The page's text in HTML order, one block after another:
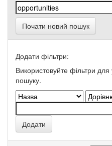
Почати новий пошук
Додати фільтри:
Використовуйте фільтри для
пошуку.